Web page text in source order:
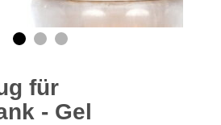
für
- Gel